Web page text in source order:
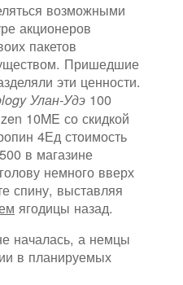
возможными
акционеров
пакетов
Пришедшие
эти ценности.
Улан-Удэ 100
10ME со скидкой
4Ед стоимость
в магазине
немного вверх
спину, выставляя
ягодицы назад.
началась, а немцы
в планируемых